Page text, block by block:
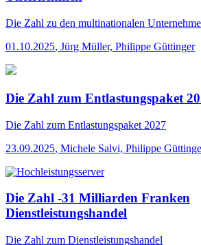
Die Zahl zu den multinationalen
01.10.2025, Jürg Müller, Philippe Güttinger
Die Zahl zum Entlastungspaket
Die Zahl zum Entlastungspaket 2027
23.09.2025, Michele Salvi, Philippe
Die Zahl -31 Milliarden Franken
Dienstleistungshandel
Die Zahl zum Dienstleistungshandel